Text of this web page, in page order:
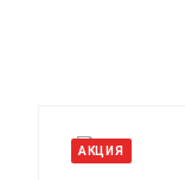
АКЦИЯ